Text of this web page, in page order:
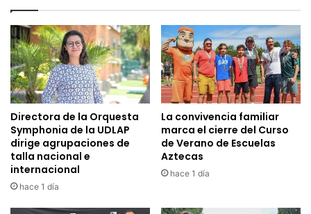
Directora de la Orquesta
Symphonia de la UDLAP
dirige agrupaciones de
talla nacional e
internacional
hace 1 día
La convivencia familiar
marca el cierre del Curso
de Verano de Escuelas
Aztecas
hace 1 día